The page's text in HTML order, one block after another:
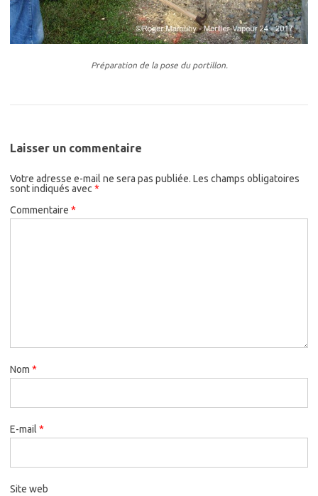
Préparation de la pose du portillon.
Laisser un commentaire
Votre adresse e-mail ne sera pas publiée. Les champs obligatoires
sont indiqués avec*
Commentaire *
Nom *
E-mail *
Site web